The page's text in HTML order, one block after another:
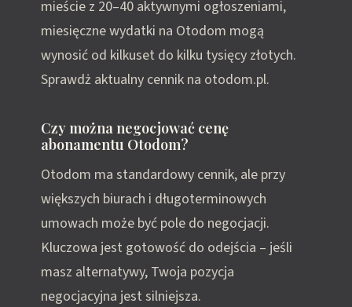
mieście z 20–40 aktywnymi ogłoszeniami,
miesięczne wydatki na Otodom mogą
wynosić od kilkuset do kilku tysięcy złotych.
Sprawdż aktualny cennik na otodom.pl.
Czy można negocjować cenę
abonamentu Otodom?
Otodom ma standardowy cennik, ale przy
większych biurach i długoterminowych
umowach może być pole do negocjacji.
Kluczowa jest gotowość do odejścia – jeśli
masz alternatywy, Twoja pozycja
negocjacyjna jest silniejsza.